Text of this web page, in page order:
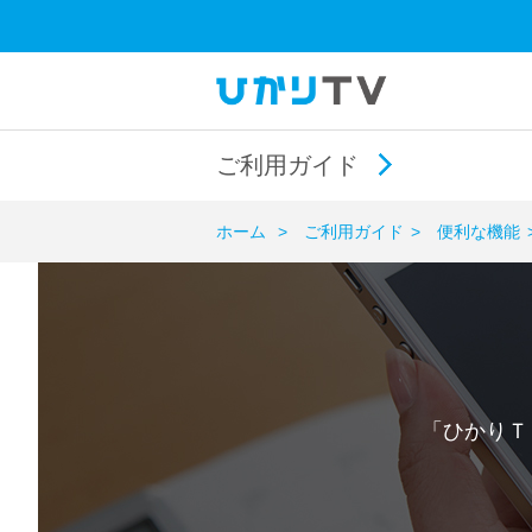
ご利用ガイド
ホーム ご利用ガイド 便利な機能
「ひかり